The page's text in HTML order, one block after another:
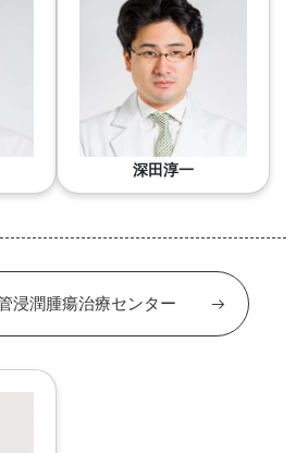
深田淳一
浸潤腫瘍治療センター